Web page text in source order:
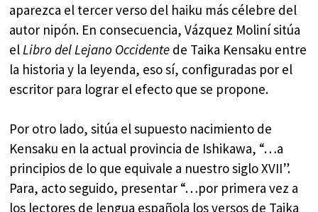
aparezca el tercer verso del haiku más célebre del
autor nipón. En consecuencia, Vázquez Moliní sitúa
elLibro del Lejano Occidente de Taika Kensaku entre
la historia y la leyenda, eso sí, configuradas por el
escritor para lograr el efecto que se propone.
Por otro lado, sitúa el supuesto nacimiento de
Kensaku en la actual provincia de Ishikawa, “…a
principios de lo que equivale a nuestro siglo XVII”.
Para, acto seguido, presentar “…por primera vez a
los lectores de lengua española los versos de Taika